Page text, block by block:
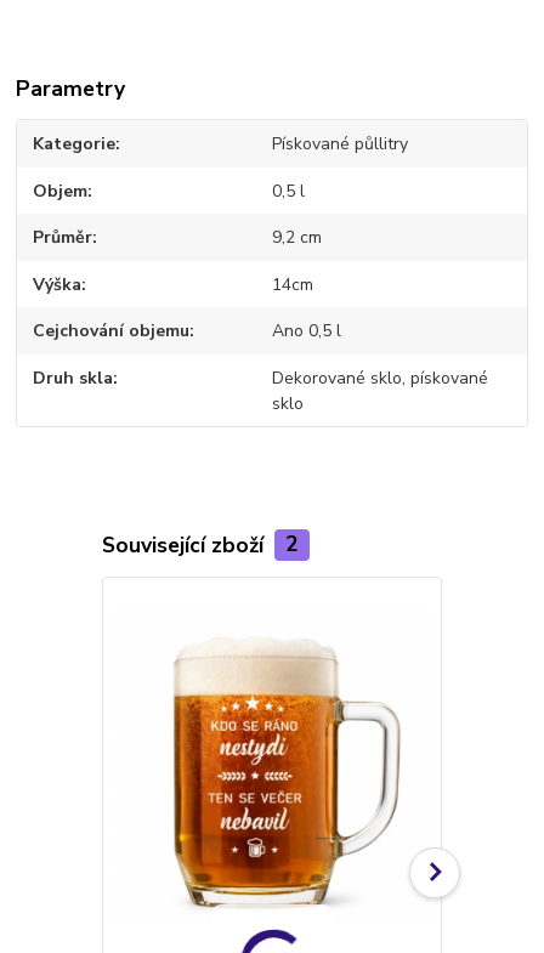
Parametry
Kategorie Pískované půllitry
Objem 0,5 l
Průměr 9,2 cm
Výška 14cm
Cejchování objemu Ano 0,5 l
Druh skla
Dekorované sklo, pískované
sklo
Související zboží 2